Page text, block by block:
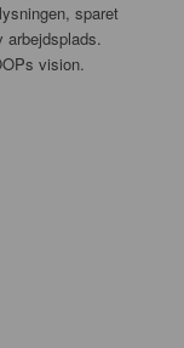
sparet
arbejdsplads.
vision.